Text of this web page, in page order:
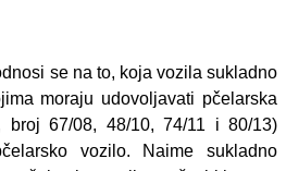
se na to, koja vozila sukladno
moraju udovoljavati pčelarska
broj 67/08, 48/10, 74/11 i 80/13)
vozilo. Naime sukladno